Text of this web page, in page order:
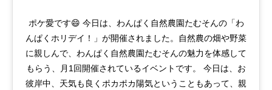
ポケ愛です😄 今日は、わんぱく自然農園たむそんの「わ
んぱくホリデイ！」が開催されました。自然農の畑や野菜
に親しんで、わんぱく自然農園たむそんの魅力を体感して
もらう、月1回開催されているイベントです。 今日は、お
彼岸中、天気も良くポカポカ陽気ということもあって、親